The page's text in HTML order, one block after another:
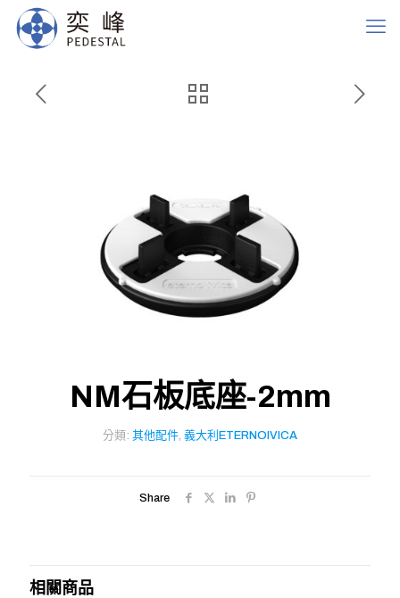
NM石板底座-2mm
分類: 其他配件, 義大利ETERNOIVICA
Share
相關商品